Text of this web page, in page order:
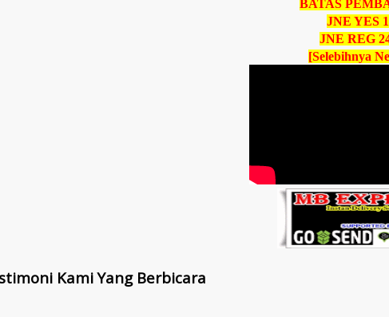
BATAS
JNE YES
JNE REG
[Selebihnya
Kami Yang Berbicara